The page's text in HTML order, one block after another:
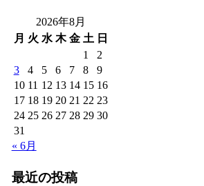
2026年8月
月 火 水 木 金 土 日
1
2
3
4 5 6 7 8
9
10 11 12 13 14 15 16
17 18 19 20 21 22 23
24 25 26 27 28 29 30
31
« 6月
最近の投稿